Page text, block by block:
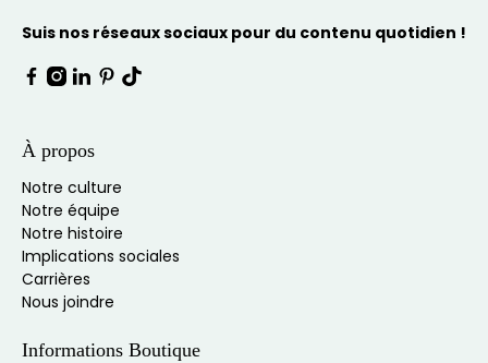
Suis nos réseaux sociaux pour du contenu quotidien !
À propos
Notre culture
Notre équipe
Notre histoire
Implications sociales
Carrières
Nous joindre
Informations Boutique